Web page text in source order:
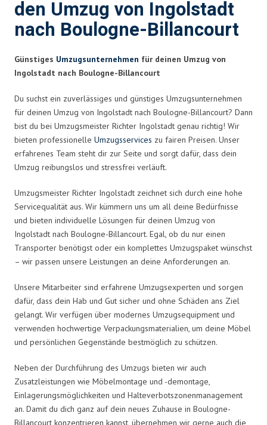
den Umzug von Ingolstadt
nach Boulogne-Billancourt
Günstiges Umzugsunternehmen für deinen Umzug von
Ingolstadt nach Boulogne-Billancourt
Du suchst ein zuverlässiges und günstiges Umzugsunternehmen
für deinen Umzug von Ingolstadt nach Boulogne-Billancourt? Dann
bist du bei Umzugsmeister Richter Ingolstadt genau richtig! Wir
bieten professionelle Umzugsservices zu fairen Preisen. Unser
erfahrenes Team steht dir zur Seite und sorgt dafür, dass dein
Umzug reibungslos und stressfrei verläuft.
Umzugsmeister Richter Ingolstadt zeichnet sich durch eine hohe
Servicequalität aus. Wir kümmern uns um all deine Bedürfnisse
und bieten individuelle Lösungen für deinen Umzug von
Ingolstadt nach Boulogne-Billancourt. Egal, ob du nur einen
Transporter benötigst oder ein komplettes Umzugspaket wünschst
– wir passen unsere Leistungen an deine Anforderungen an.
Unsere Mitarbeiter sind erfahrene Umzugsexperten und sorgen
dafür, dass dein Hab und Gut sicher und ohne Schäden ans Ziel
gelangt. Wir verfügen über modernes Umzugsequipment und
verwenden hochwertige Verpackungsmaterialien, um deine Möbel
und persönlichen Gegenstände bestmöglich zu schützen.
Neben der Durchführung des Umzugs bieten wir auch
Zusatzleistungen wie Möbelmontage und -demontage,
Einlagerungsmöglichkeiten und Halteverbotszonenmanagement
an. Damit du dich ganz auf dein neues Zuhause in Boulogne-
Billancourt konzentrieren kannst, übernehmen wir gerne auch die